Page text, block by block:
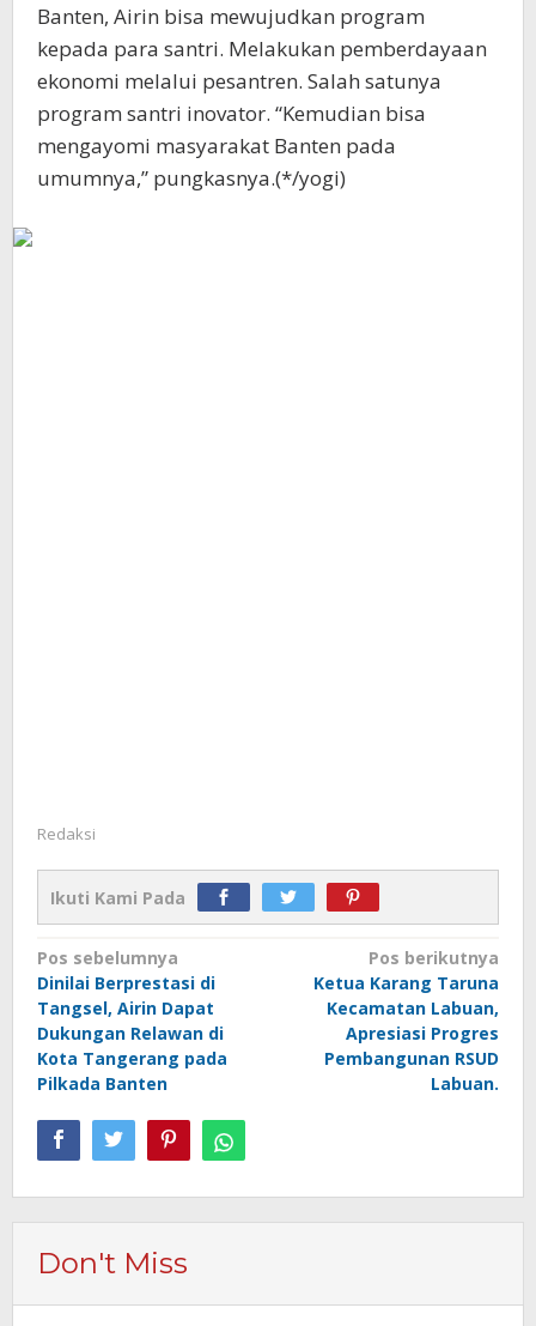
Banten, Airin bisa mewujudkan program
kepada para santri. Melakukan pemberdayaan
ekonomi melalui pesantren. Salah satunya
program santri inovator. “Kemudian bisa
mengayomi masyarakat Banten pada
umumnya,” pungkasnya.(*/yogi)
Redaksi
Ikuti Kami Pada
Navigasi
pos
Pos sebelumnya
Dinilai Berprestasi di
Tangsel, Airin Dapat
Dukungan Relawan di
Kota Tangerang pada
Pilkada Banten
Pos berikutnya
Ketua Karang Taruna
Kecamatan Labuan,
Apresiasi Progres
Pembangunan RSUD
Labuan.
Don't Miss